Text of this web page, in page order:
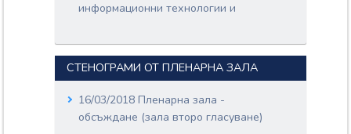
информационни технологии и
гласуване)
СТЕНОГРАМИ ОТ ПЛЕНАРНА ЗАЛА
16/03/2018 Пленарна зала -
обсъждане (зала второ гласуване)